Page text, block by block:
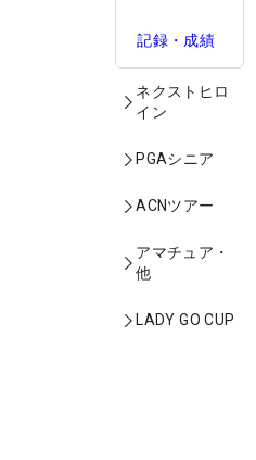
記録・成績
ネクストヒロ
イン
PGAシニア
ACNツアー
アマチュア・
他
LADY GO CUP